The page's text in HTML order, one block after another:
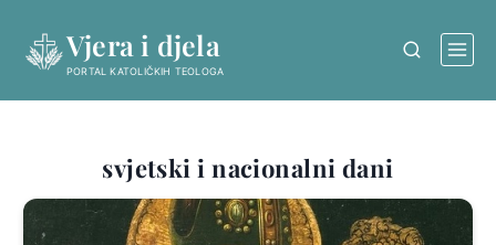
content
Vjera i djela
PORTAL KATOLIČKIH TEOLOGA
svjetski i nacionalni dani